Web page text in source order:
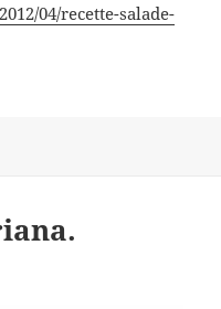
04/recette-salade-